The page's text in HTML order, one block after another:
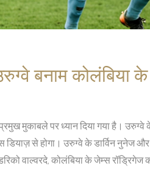
बनाम कोलंबिया
मुकाबले पर ध्यान दिया गया है। उरुग्वे के
डियाज़ से होगा। उरुग्वे के डार्विन नुनेज
वाल्वरदे, कोलंबिया के जेम्स रॉड्रिगेज